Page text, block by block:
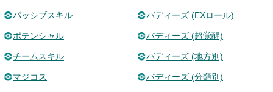
パッシブスキル
ポテンシャル
チームスキル
マジコス
バディーズ (EXロール)
バディーズ (超覚醒)
バディーズ (地方別)
バディーズ (分類別)